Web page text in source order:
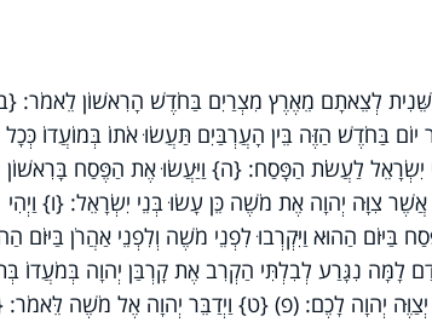
לְצֵאתָם מֵאֶרֶץ מִצְרַיִם בַּחֹדֶשׁ הָרִאשׁוֹן לֵאמֹר:
בַּחֹדֶשׁ הַזֶּה בֵּין הָעֲרְבַּיִם תַּעֲשׂוּ אֹתוֹ בְּמוֹעֲדוֹ כְּכָל
יִשְׂרָאֵל לַעֲשֹׂת הַפָּסַח: {ה} וַיַּעֲשׂוּ אֶת הַפֶּסַח בָּרִאשׁוֹן
צִוָּה יְהוָה אֶת מֹשֶׁה כֵּן עָשׂוּ בְּנֵי יִשְׂרָאֵל: {ו} וַיְהִי
הַהוּא וַיִּקְרְבוּ לִפְנֵי מֹשֶׁה וְלִפְנֵי אַהֲרֹן בַּיּוֹם
לָמָּה נִגָּרַע לְבִלְתִּי הַקְרִב אֶת קָרְבַּן יְהוָה בְּמֹעֲדוֹ
יְהוָה לָכֶם: (פ) {ט} וַיְדַבֵּר יְהוָה אֶל מֹשֶׁה לֵּאמֹר: